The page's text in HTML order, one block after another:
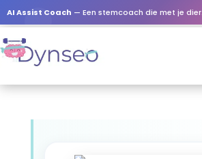
AI Assist Coach — Een stemcoach die met je dierbaren speelt